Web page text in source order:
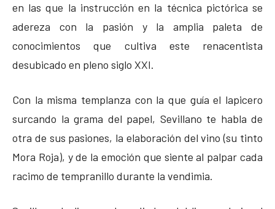
en las que la instrucción en la técnica pictórica se
adereza con la pasión y la amplia paleta de
conocimientos que cultiva este renacentista
desubicado en pleno siglo XXI.
Con la misma templanza con la que guía el lapicero
surcando la grama del papel, Sevillano te habla de
otra de sus pasiones, la elaboración del vino (su tinto
Mora Roja), y de la emoción que siente al palpar cada
racimo de tempranillo durante la vendimia.